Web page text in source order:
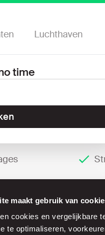
maakt gebruik van
cookies en vergelijkbare
te optimaliseren,
Luchthaven
time